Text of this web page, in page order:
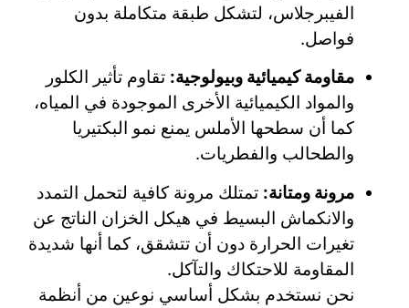
الفيبرجلاس، لتشكل طبقة متكاملة بدون
فواصل.
مقاومة كيميائية وبيولوجية: تقاوم تأثير الكلور
والمواد الكيميائية الأخرى الموجودة في المياه،
كما أن سطحها الأملس يمنع نمو البكتيريا
والطحالب والفطريات.
مرونة ومتانة: تمتلك مرونة كافية لتحمل التمدد
والانكماش البسيط في هيكل الخزان الناتج عن
تغيرات الحرارة دون أن تتشقق، كما أنها شديدة
المقاومة للاحتكاك والتآكل.
نحن نستخدم بشكل أساسي نوعين من أنظمة